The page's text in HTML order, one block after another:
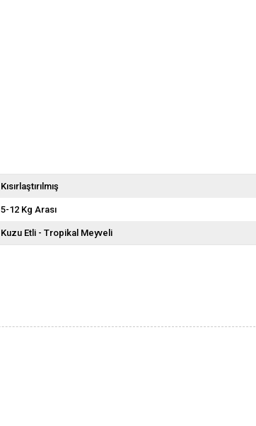
Kısırlaştırılmış
5-12 Kg Arası
Kuzu Etli - Tropikal Meyveli